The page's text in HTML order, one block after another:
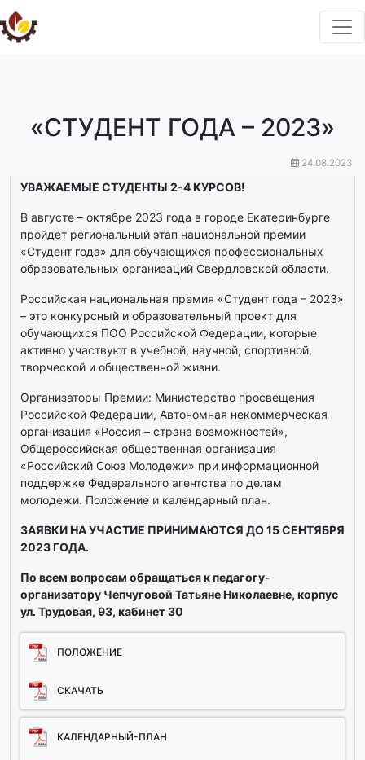
«СТУДЕНТ ГОДА – 2023»
24.08.2023
УВАЖАЕМЫЕ СТУДЕНТЫ 2-4 КУРСОВ!
В августе – октябре 2023 года в городе Екатеринбурге
пройдет региональный этап национальной премии
«Студент года» для обучающихся профессиональных
образовательных организаций Свердловской области.
Российская национальная премия «Студент года – 2023»
– это конкурсный и образовательный проект для
обучающихся ПОО Российской Федерации, которые
активно участвуют в учебной, научной, спортивной,
творческой и общественной жизни.
Организаторы Премии: Министерство просвещения
Российской Федерации, Автономная некоммерческая
организация «Россия – страна возможностей»,
Общероссийская общественная организация
«Российский Союз Молодежи» при информационной
поддержке Федерального агентства по делам
молодежи. Положение и календарный план.
ЗАЯВКИ НА УЧАСТИЕ ПРИНИМАЮТСЯ ДО 15 СЕНТЯБРЯ
2023 ГОДА.
По всем вопросам обращаться к педагогу-
организатору Чепчуговой Татьяне Николаевне, корпус
ул. Трудовая, 93, кабинет 30
ПОЛОЖЕНИЕ
СКАЧАТЬ
КАЛЕНДАРНЫЙ-ПЛАН